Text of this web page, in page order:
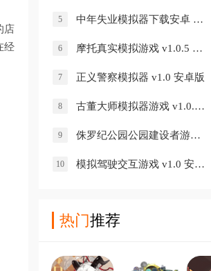
店
经
5 中年失业模拟器下载安卓 v2.3.3 安卓版
6 摩托真实模拟游戏 v1.0.5 安卓版
7 正义警察模拟器 v1.0 安卓版
8 古董大师模拟器游戏 v1.0.0 安卓最新版
9 侏罗纪公园公园建设者游戏 v2021.05.14.16 最新版
10 模拟驾驶交互游戏 v1.0 安卓版
热门推荐